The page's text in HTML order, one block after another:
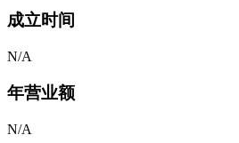
成立时间
N/A
年营业额
N/A